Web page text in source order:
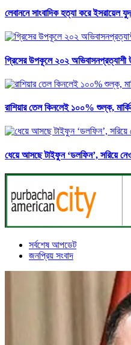
লেবাননে সাংবাদিক হত্যা করে ইসরায়েল
গ্রিসের উপকূলে ২০২ অভিবাসনপ্রত্যাশী
রাশিয়ার তেল কিনলেই ১০০% শুল্ক,
ধেয়ে আসছে টাইফুন ‘ডলফিন’, সরিয়ে
সর্বশেষ আপডেট
জনপ্রিয় সংবাদ